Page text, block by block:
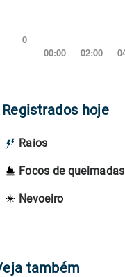
Registrados hoje
Raios
Focos de queimadas
Nevoeiro
também